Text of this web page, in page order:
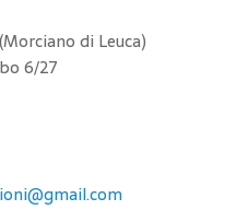
di Leuca)
6/27